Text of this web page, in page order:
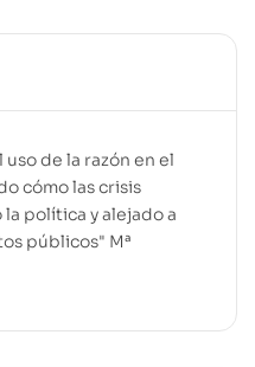
de la razón en el
cómo las crisis
política y alejado a
públicos" Mª